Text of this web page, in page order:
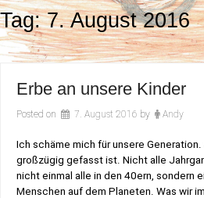
Tag:7. August 2016
Erbe an unsere Kinder
Posted on 7. August 2016 by Andy
Ich schäme mich für unsere
großzügig gefasst ist. Nicht alle
nicht einmal alle in den 40ern, sondern
Menschen auf dem Planeten. Was wir